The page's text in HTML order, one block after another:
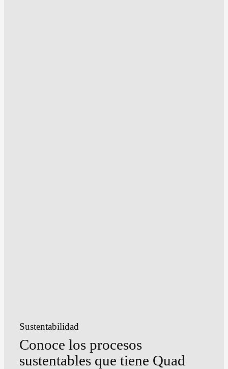
Sustentabilidad
Conoce los procesos
sustentables que tiene Quad